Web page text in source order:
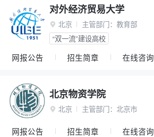
对外经济贸易大学
 北京 主管部门： 教育部
“双一流”建设高校
网报公告 招生简章 在线咨询
北京物资学院
 北京 主管部门： 北京市
网报公告 招生简章 在线咨询